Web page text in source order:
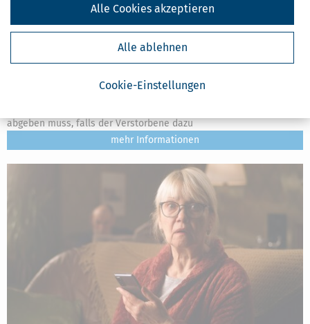
Cookie-Einstellungen
Alle ablehnen
Alle Cookies akzeptieren
Steuererklärung für Verstorbene: Alles Wichtige für Erben, Fristen
24.07.2026, 06:44 Uhr]Die steuerlichen Pflichten eines
Verstorbenen gehen mit dem Tod automatisch auf die Erben über.
Diese Gesamtrechtsnachfolge bedeutet, dass man als Erbe die
abgeben muss, falls der Verstorbene dazu
mehr